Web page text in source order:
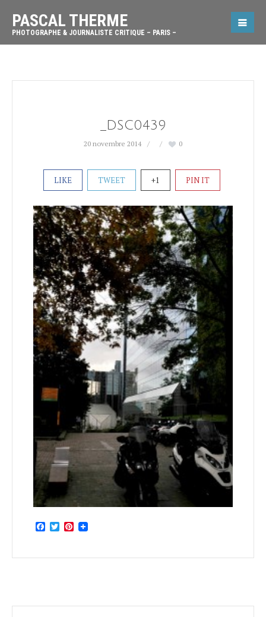
PASCAL THERME
PHOTOGRAPHE & JOURNALISTE CRITIQUE – PARIS –
_DSC0439
20 novembre 2014 0
LIKE TWEET +1 PIN IT
Facebook
TwitterPinterest